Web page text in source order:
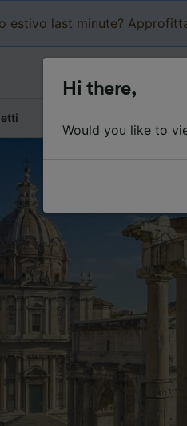
estivo last minute?
Hi there,
Would you like to